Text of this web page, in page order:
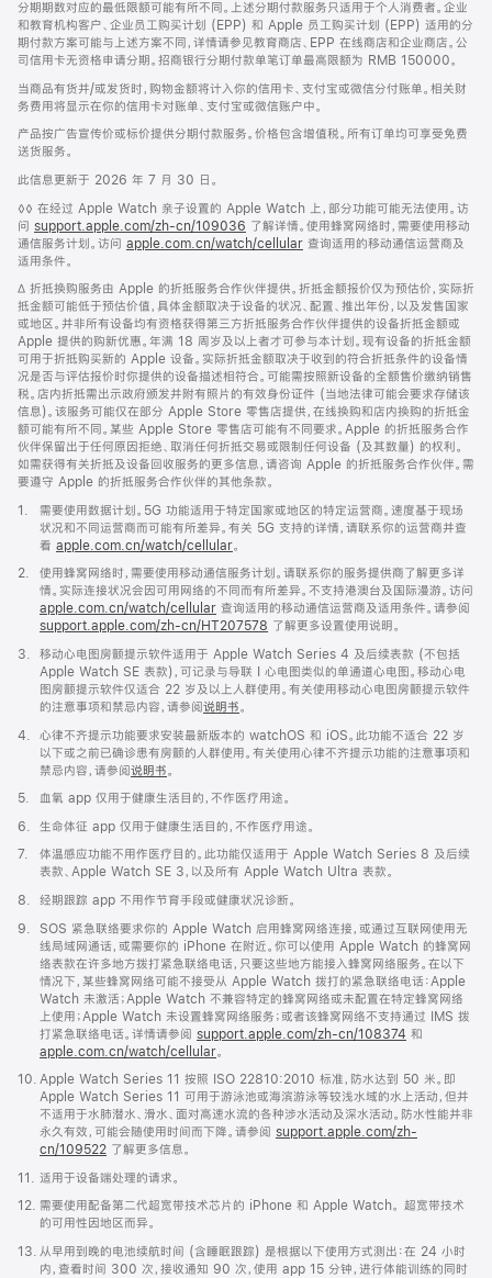
分期期数对应的最低限额可能有所不同。上述分期付款服务只适用于个人消费者。企业
和教育机构客户、企业员工购买计划 (EPP) 和 Apple 员工购买计划 (EPP) 适用的分
期付款方案可能与上述方案不同，详情请参见教育商店、EPP 在线商店和企业商店。公
司信用卡无资格申请分期。招商银行分期付款单笔订单最高限额为 RMB 150000。
当商品有货并/或发货时，购物金额将计入你的信用卡、支付宝或微信分付账单。相关财
务费用将显示在你的信用卡对账单、支付宝或微信账户中。
产品按广告宣传价或标价提供分期付款服务。价格包含增值税。所有订单均可享受免费
送货服务。
此信息更新于 2026 年 7 月 30 日。
脚
注
◊◊ 在经过 Apple Watch 亲子设置的 Apple Watch 上，部分功能可能无法使用。访
问 support.apple.com/zh-cn/109036 (在
新
中
打
开)
了解详情。使用蜂窝网络时，需要使用移动
通信服务计划。访问 apple.com.cn/watch/cellular 查询适用的移动通信运营商及
适用条件。
脚
注
∆ 折抵换购服务由 Apple 的折抵服务合作伙伴提供。折抵金额报价仅为预估价，实际折
抵金额可能低于预估价值，具体金额取决于设备的状况、配置、推出年份，以及发售国家
或地区。并非所有设备均有资格获得第三方折抵服务合作伙伴提供的设备折抵金额或
Apple 提供的购新优惠。年满 18 周岁及以上者才可参与本计划。现有设备的折抵金额
可用于折抵购买新的 Apple 设备。实际折抵金额取决于收到的符合折抵条件的设备情
况是否与评估报价时你提供的设备描述相符合。可能需按照新设备的全额售价缴纳销售
税。店内折抵需出示政府颁发并附有照片的有效身份证件 (当地法律可能会要求存储该
信息)。该服务可能仅在部分 Apple Store 零售店提供，在线换购和店内换购的折抵金
额可能有所不同。某些 Apple Store 零售店可能有不同要求。Apple 的折抵服务合作
伙伴保留出于任何原因拒绝、取消任何折抵交易或限制任何设备 (及其数量) 的权利。
如需获得有关折抵及设备回收服务的更多信息，请咨询 Apple 的折抵服务合作伙伴。需
要遵守 Apple 的折抵服务合作伙伴的其他条款。
脚
1.
需要使用数据计划。5G 功能适用于特定国家或地区的特定运营商。速度基于现场
状况和不同运营商而可能有所差异。有关 5G 支持的详情，请联系你的运营商并查
看 apple.com.cn/watch/cellular。
脚
2.
使用蜂窝网络时，需要使用移动通信服务计划。请联系你的服务提供商了解更多详
情。实际连接状况会因可用网络的不同而有所差异。不支持港澳台及国际漫游。访问
apple.com.cn/watch/cellular 查询适用的移动通信运营商及适用条件。请参阅
support.apple.com/zh-cn/HT207578 (在
窗
口
中
开)
了解更多设置使用说明。
脚
3.
移动心电图房颤提示软件适用于 Apple Watch Series 4 及后续表款 (不包括
Apple Watch SE 表款)，可记录与导联 I 心电图类似的单通道心电图。移动心电
图房颤提示软件仅适合 22 岁及以上人群使用。有关使用移动心电图房颤提示软件
的注意事项和禁忌内容，请参阅说明书。
脚
4.
心律不齐提示功能要求安装最新版本的 watchOS 和 iOS。此功能不适合 22 岁
以下或之前已确诊患有房颤的人群使用。有关使用心律不齐提示功能的注意事项和
禁忌内容，请参阅说明书。
脚
5. 血氧 app 仅用于健康生活目的，不作医疗用途。
脚
6. 生命体征 app 仅用于健康生活目的，不作医疗用途。
脚7.
体温感应功能不用作医疗目的。此功能仅适用于 Apple Watch Series 8 及后续
表款、Apple Watch SE 3，以及所有 Apple Watch Ultra 表款。
脚
8. 经期跟踪 app 不用作节育手段或健康状况诊断。
脚
9.
SOS 紧急联络要求你的 Apple Watch 启用蜂窝网络连接，或通过互联网使用无
线局域网通话，或需要你的 iPhone 在附近。你可以使用 Apple Watch 的蜂窝网
络表款在许多地方拨打紧急联络电话，只要这些地方能接入蜂窝网络服务。在以下
情况下，某些蜂窝网络可能不接受从 Apple Watch 拨打的紧急联络电话：Apple
Watch 未激活；Apple Watch 不兼容特定的蜂窝网络或未配置在特定蜂窝网络
上使用；Apple Watch 未设置蜂窝网络服务；或者该蜂窝网络不支持通过 IMS 拨
打紧急联络电话。详情请参阅 support.apple.com/zh-cn/108374 (在
口
中
打
开)
和
apple.com.cn/watch/cellular。
脚
10.
Apple Watch Series 11 按照 ISO 22810:2010 标准，防水达到 50 米。即
Apple Watch Series 11 可用于游泳池或海滨游泳等较浅水域的水上活动，但并
不适用于水肺潜水、滑水、面对高速水流的各种涉水活动及深水活动。防水性能并非
永久有效，可能会随使用时间而下降。请参阅 support.apple.com/zh-
cn/109522 了解更多信息。
脚
11. 适用于设备端处理的请求。
脚
12. 需要使用配备第二代超宽带技术芯片的 iPhone 和 Apple Watch。 超宽带技术
的可用性因地区而异。
脚
13.
从早用到晚的电池续航时间 (含睡眠跟踪) 是根据以下使用方式测出：在 24 小时
内，查看时间 300 次，接收通知 90 次，使用 app 15 分钟，进行体能训练的同时